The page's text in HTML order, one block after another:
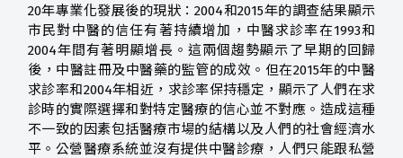
20年專業化發展後的現狀：2004和2015年的調查結果顯示
市民對中醫的信任有著持續增加，中醫求診率在1993和
2004年間有著明顯增長。這兩個趨勢顯示了早期的回歸
後，中醫註冊及中醫藥的監管的成效。但在2015年的中醫
求診率和2004年相近，求診率保持穩定，顯示了人們在求
診時的實際選擇和對特定醫療的信心並不對應。造成這種
不一致的因素包括醫療市場的結構以及人們的社會經濟水
平。公營醫療系統並沒有提供中醫診療，人們只能跟私營